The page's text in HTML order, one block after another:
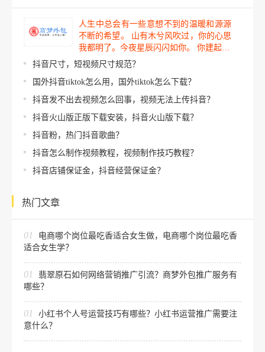
人生中总会有一些意想不到的温暖和源源
不断的希望。 山有木兮风吹过，你的心思
我都明了。今夜星辰闪闪如你。 你建起…
抖音尺寸，短视频尺寸规范？
国外抖音tiktok怎么用，国外tiktok怎么下载？
抖音发不出去视频怎么回事，视频无法上传抖音？
抖音火山版正版下载安装，抖音火山版下载？
抖音粉，热门抖音歌曲？
抖音怎么制作视频教程，视频制作技巧教程？
抖音店铺保证金，抖音经营保证金？
热门文章
01
电商哪个岗位最吃香适合女生做，电商哪个岗位最吃香
适合女生学？
01
翡翠原石如何网络营销推广引流？商梦外包推广服务有
哪些？
01
小红书个人号运营技巧有哪些？小红书运营推广需要注
意什么？